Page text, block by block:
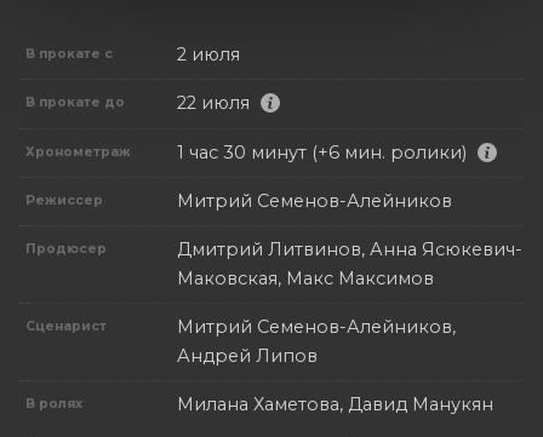
В прокате с 2 июля
В прокате до 22 июля
Хронометраж 1 час 30 минут (+6 мин. ролики)
Режиссер Митрий Семенов-Алейников
Продюсер
Дмитрий Литвинов, Анна Ясюкевич-
Маковская, Макс Максимов
Сценарист
Митрий Семенов-Алейников,
Андрей Липов
В ролях Милана Хаметова, Давид Манукян